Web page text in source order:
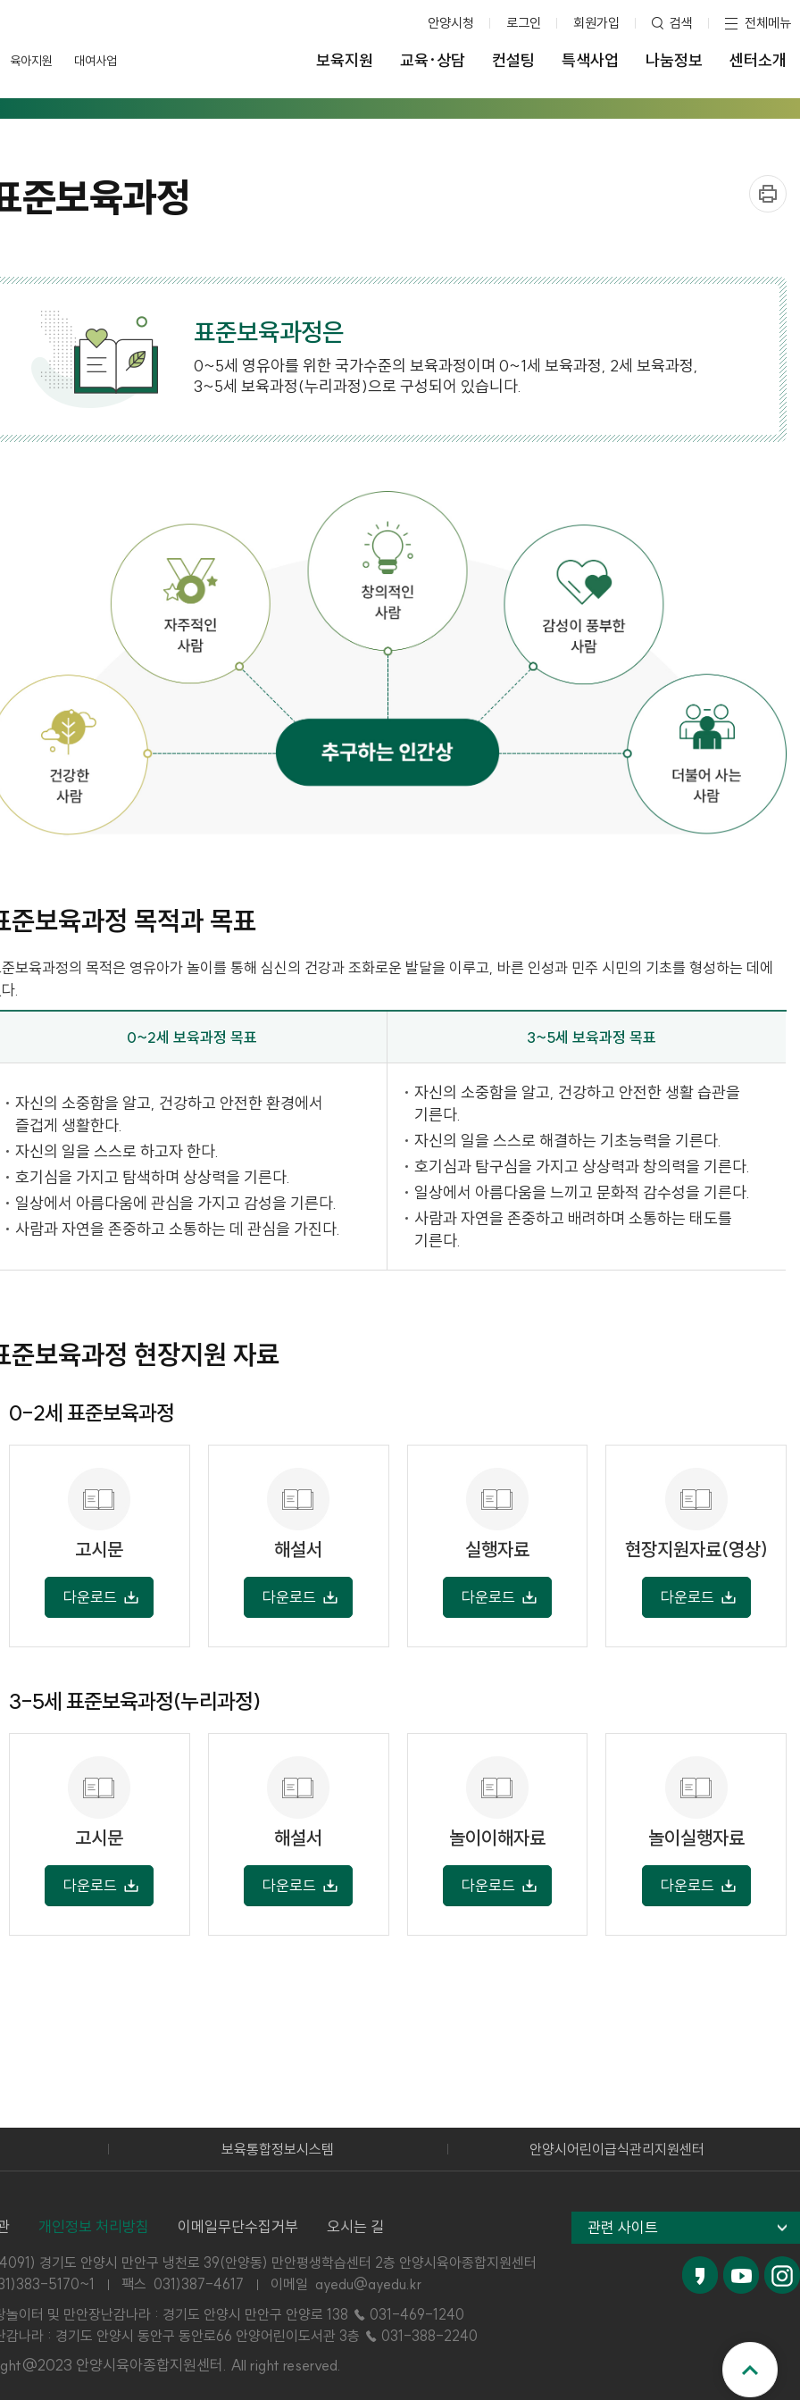
안양시청 로그인 회원가입 검색 전체메뉴
육아지원 대여사업 보육지원 교육·상담 컨설팅 특색사업 나눔정보 센터소개
준보육과정
표준보육과정은
0~5세 영유아를 위한 국가수준의 보육과정이며 0~1세 보육과정, 2세 보육과정,
3~5세 보육과정(누리과정)으로 구성되어 있습니다.
준보육과정 목적과 목표
보육과정의 목적은 영유아가 놀이를 통해 심신의 건강과 조화로운 발달을 이루고, 바른 인성과 민주 시민의 기초를 형성하는 데에
.
0~2세 보육과정 목표 3~5세 보육과정 목표
자신의 소중함을 알고, 건강하고 안전한 환경에서
즐겁게 생활한다.
자신의 일을 스스로 하고자 한다.
호기심을 가지고 탐색하며 상상력을 기른다.
일상에서 아름다움에 관심을 가지고 감성을 기른다.
사람과 자연을 존중하고 소통하는 데 관심을 가진다.
자신의 소중함을 알고, 건강하고 안전한 생활 습관을
기른다.
자신의 일을 스스로 해결하는 기초능력을 기른다.
호기심과 탐구심을 가지고 상상력과 창의력을 기른다.
일상에서 아름다움을 느끼고 문화적 감수성을 기른다.
사람과 자연을 존중하고 배려하며 소통하는 태도를
기른다.
준보육과정 현장지원 자료
0-2세 표준보육과정
고시문
다운로드
해설서
다운로드
실행자료
다운로드
현장지원자료(영상)
다운로드
3-5세 표준보육과정(누리과정)
고시문
다운로드
해설서
다운로드
놀이이해자료
다운로드
놀이실행자료
다운로드
보육통합정보시스템 안양시어린이급식관리지원센터
개인정보 처리방침 이메일무단수집거부 오시는 길
경기도 안양시 만안구 냉천로 39(안양동) 만안평생학습센터 2층 안양시육아종합지원센터
5170~1
팩스 031)387-4617
이메일 ayedu@ayedu.kr
놀이터 및 만안장난감나라 : 경기도 안양시 만안구 안양로 138 ☎ 031-469-1240
감나라 : 경기도 안양시 동안구 동안로66 안양어린이도서관 3층 ☎ 031-388-2240
안양시육아종합지원센터. All right reserved.
관련 사이트